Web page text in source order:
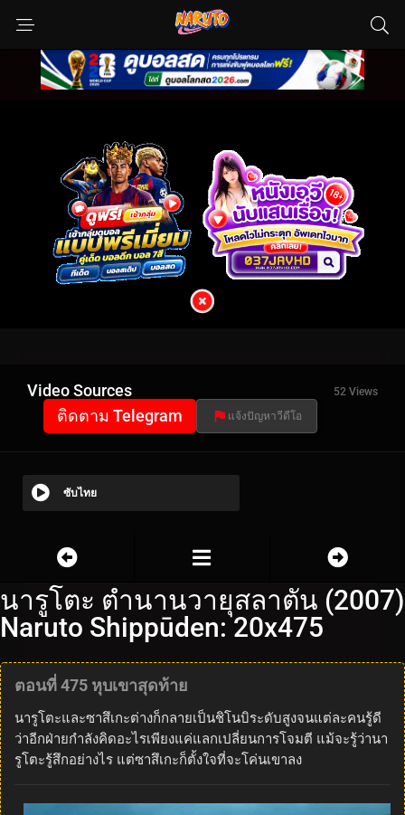
Video Sources 52 Views
ติดตาม Telegram แจ้งปัญหาวีดีโอ
ซับไทย
นารูโตะ ตำนานวายุสลาตัน (2007)
Naruto Shippūden: 20x475
ตอนที่ 475 หุบเขาสุดท้าย
นารูโตะและซาสึเกะต่างก็กลายเป็นชิโนบิระดับสูงจนแต่ละคนรู้ดี
ว่าอีกฝ่ายกำลังคิดอะไรเพียงแค่แลกเปลี่ยนการโจมตี แม้จะรู้ว่านา
รูโตะรู้สึกอย่างไร แต่ซาสึเกะก็ตั้งใจที่จะโค่นเขาลง